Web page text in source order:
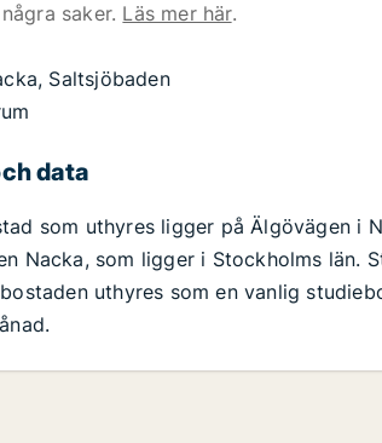
saker. Läs mer här.
Saltsjöbaden
data
som uthyres ligger på Älgövägen i
Nacka, som ligger i Stockholms län.
uthyres som en vanlig